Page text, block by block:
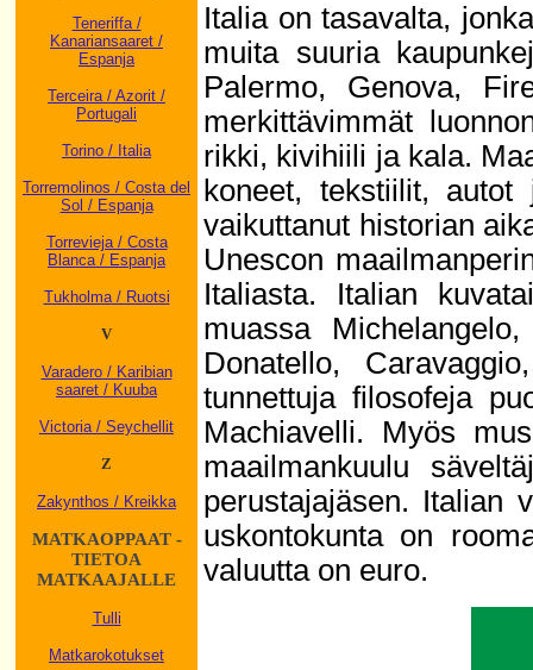
Teneriffa /
Kanariansaaret /
Espanja
Terceira / Azorit /
Portugali
Torino / Italia
Torremolinos / Costa del
Sol / Espanja
Torrevieja / Costa
Blanca / Espanja
Tukholma / Ruotsi
V
Varadero / Karibian
saaret / Kuuba
Victoria / Seychellit
Z
Zakynthos / Kreikka
MATKAOPPAAT -
TIETOA
MATKAAJALLE
Tulli
Matkarokotukset
Italia on tasavalta,
muita suuria
Palermo, Genova,
merkittävimmät
rikki, kivihiili ja kala.
koneet, tekstiilit,
vaikuttanut historian
Unescon
Italiasta. Italian
muassa
Donatello,
tunnettuja filosofeja
Machiavelli. Myös
maailmankuulu
perustajajäsen. Italian
uskontokunta on
valuutta on euro.